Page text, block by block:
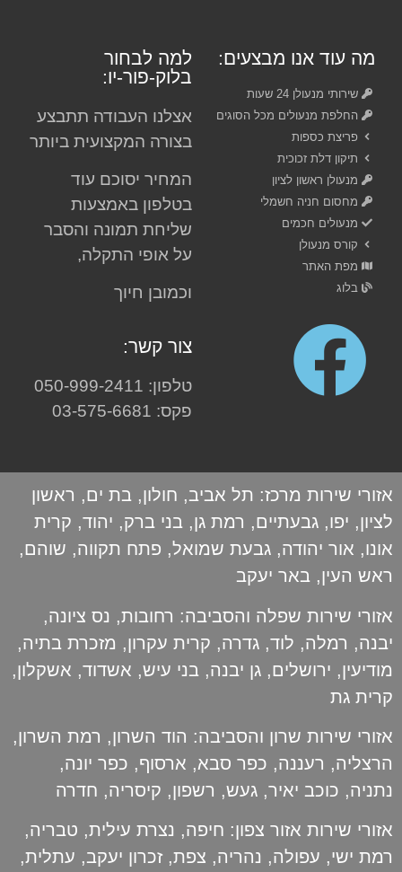
מה עוד אנו מבצעים:
שירותי מנעולן 24 שעות
החלפת מנעולים מכל הסוגים
פריצת כספות
תיקון דלת זכוכית
מנעולן ראשון לציון
מחסום חניה חשמלי
מנעולים חכמים
קורס מנעולן
מפת האתר
בלוג
למה לבחור
בלוק-פור-יו:
אצלנו העבודה תתבצע
בצורה המקצועית ביותר
המחיר יסוכם עוד
בטלפון באמצעות
שליחת תמונה והסבר
על אופי התקלה,
וכמובן חיוך
צור קשר:
טלפון: 050-999-2411
פקס: 03-575-6681
אזורי שירות מרכז: תל אביב, חולון, בת ים, ראשון
לציון, יפו, גבעתיים, רמת גן, בני ברק, יהוד, קרית
אונו, אור יהודה, גבעת שמואל, פתח תקווה, שוהם,
ראש העין, באר יעקב
אזורי שירות שפלה והסביבה: רחובות, נס ציונה,
יבנה, רמלה, לוד, גדרה, קרית עקרון, מזכרת בתיה,
מודיעין, ירושלים, גן יבנה, בני עיש, אשדוד, אשקלון,
קרית גת
אזורי שירות שרון והסביבה: הוד השרון, רמת השרון,
הרצליה, רעננה, כפר סבא, ארסוף, כפר יונה,
נתניה, כוכב יאיר, געש, רשפון, קיסריה, חדרה
אזורי שירות אזור צפון: חיפה, נצרת עילית, טבריה,
רמת ישי, עפולה, נהריה, צפת, זכרון יעקב, עתלית,